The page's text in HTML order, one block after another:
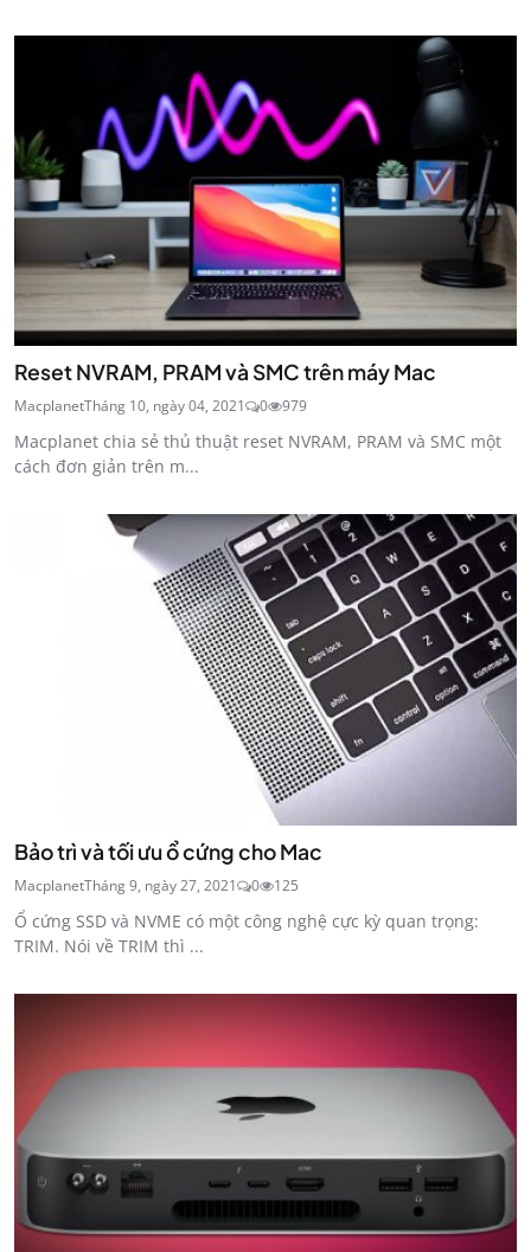
Reset NVRAM, PRAM và SMC trên máy Mac
MacplanetTháng 10, ngày 04, 2021 0 979
Macplanet chia sẻ thủ thuật reset NVRAM, PRAM và SMC một
cách đơn giản trên m...
Bảo trì và tối ưu ổ cứng cho Mac
MacplanetTháng 9, ngày 27, 2021 0 125
Ổ cứng SSD và NVME có một công nghệ cực kỳ quan trọng:
TRIM. Nói về TRIM thì ...